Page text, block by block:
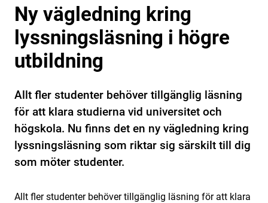
Ny vägledning kring
lyssningsläsning i högre
utbildning
Allt fler studenter behöver tillgänglig läsning
för att klara studierna vid universitet och
högskola. Nu finns det en ny vägledning kring
lyssningsläsning som riktar sig särskilt till dig
som möter studenter.
Allt fler studenter behöver tillgänglig läsning för att klara